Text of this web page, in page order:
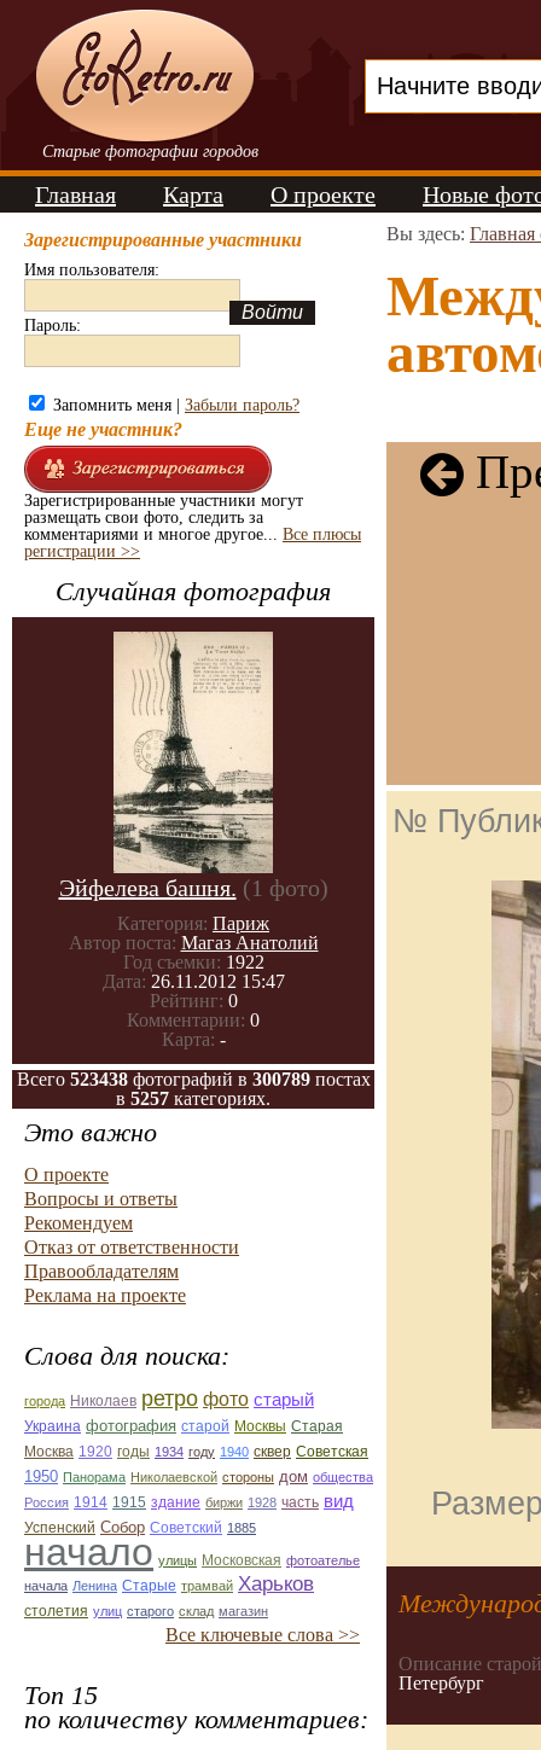
Старые фотографии городов
Главная Карта О проекте Новые
Зарегистрированные участники
Имя пользователя:
Пароль:
Запомнить меня | Забыли пароль?
Еще не участник?
Зарегистрированные участники могут
размещать свои фото, следить за
комментариями и многое другое... Все плюсы
регистрации >>
Случайная фотография
Эйфелева башня. (1 фото)
Категория: Париж
Автор поста: Магаз Анатолий
Год съемки: 1922
Дата: 26.11.2012 15:47
Рейтинг: 0
Комментарии: 0
Карта: -
Всего 523438фотографий в 300789постах
в 5257 категориях.
Это важно
О проекте
Вопросы и ответы
Рекомендуем
Отказ от ответственности
Правообладателям
Реклама на проекте
Слова для поиска:
города Николаев ретро фото старый
Украина фотография старой Москвы Старая
Москва 1920 годы 1934 году 1940 сквер Советская
1950 Панорама Николаевской стороны дом общества
Россия 1914 1915 здание биржи 1928 часть вид
Успенский Собор Советский 1885
начало улицы Московская фотоателье
начала Ленина Старые трамвай Харьков
столетия улиц старого склад магазин
Все ключевые слова >>
Топ 15
по количеству комментариев:
Вы здесь: Главная
№
Описание
Петербург